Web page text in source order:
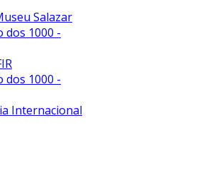
Salazar
dos 1000 -
dos 1000 -
Internacional